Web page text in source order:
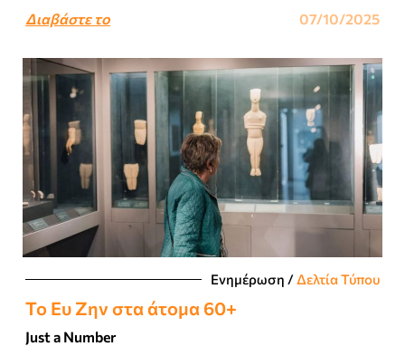
Διαβάστε το
07/10/2025
Ενημέρωση / Δελτία Τύπου
Το Ευ Ζην στα άτομα 60+
Just a Number